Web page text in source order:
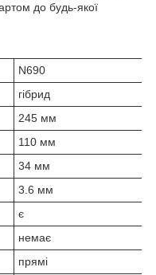
до будь-якої
N690
гібрид
245 мм
110 мм
34 мм
3.6 мм
є
немає
прямі